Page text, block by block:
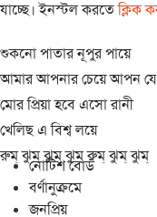
যাচ্ছে। ইনস্টল করতেক্লিক
শুকনো পাতার নূপুর পায়ে
আমার আপনার চেয়ে আপন
মোর প্রিয়া হবে এসো রানী
খেলিছ এ বিশ্ব লয়ে
রুম্ ঝুম্ ঝুম্ ঝুম্ রুম্ ঝুম্ ঝুম্
নোটিশ বোর্ড
বর্ণানুক্রমে
জনপ্রিয়